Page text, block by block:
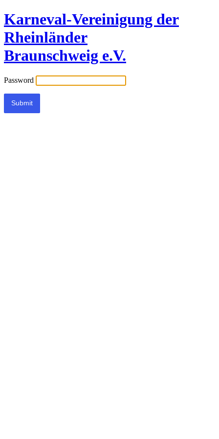
Karneval-Vereinigung der
Rheinländer
Braunschweig e.V.
Password